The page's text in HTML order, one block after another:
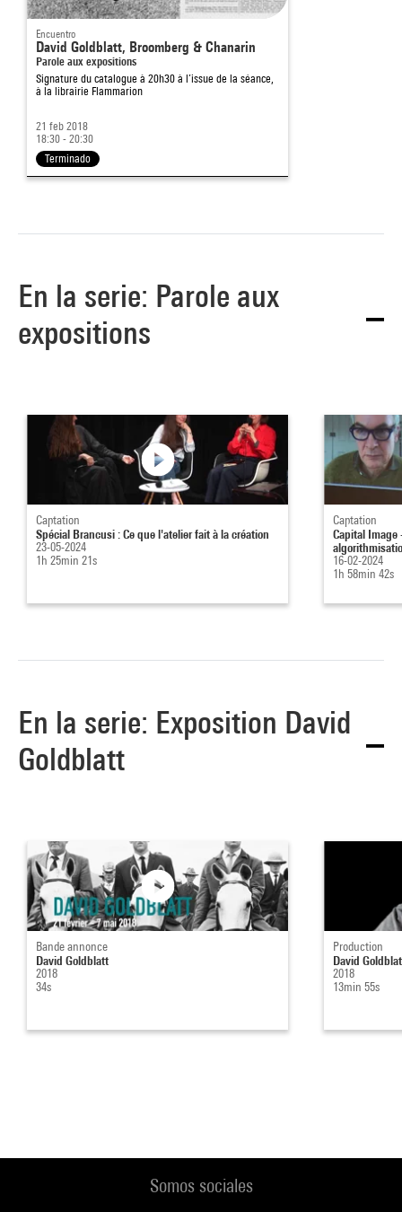
Encuentro
David Goldblatt, Broomberg & Chanarin
Parole aux expositions
Signature du catalogue à 20h30 à l’issue de la séance,
à la librairie Flammarion
21 feb 2018
18:30 - 20:30
Terminado
En la serie: Parole aux
expositions
Captation
Spécial Brancusi : Ce que l'atelier fait à la création
23-05-2024
1h 25min 21s
Captation
Capital Image
16-02-2024
1h 58min 42s
En la serie: Exposition David
Goldblatt
Bande annonce
David Goldblatt
2018
34s
Production
David
2018
13min 55s
Somos sociales